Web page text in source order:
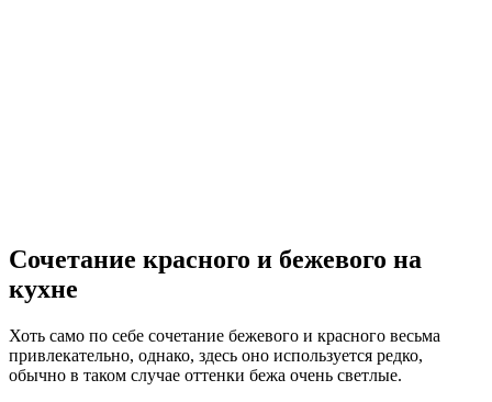
Сочетание красного и бежевого на
кухне
Хоть само по себе сочетание бежевого и красного весьма
привлекательно, однако, здесь оно используется редко,
обычно в таком случае оттенки бежа очень светлые.